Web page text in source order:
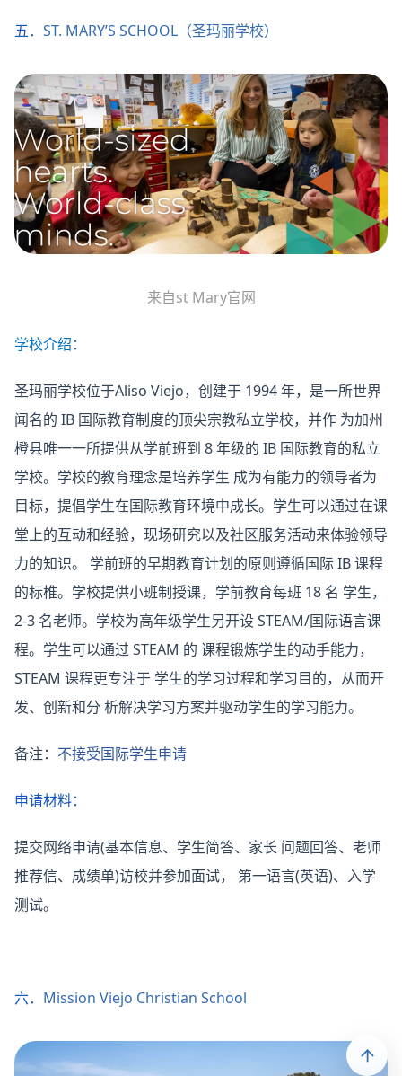
五． ST. MARY’S SCHOOL（圣玛丽学校）
来自st Mary官网
学校介绍：
圣玛丽学校位于Aliso Viejo，创建于 1994 年，是一所世界
闻名的 IB 国际教育制度的顶尖宗教私立学校，并作 为加州
橙县唯一一所提供从学前班到 8 年级的 IB 国际教育的私立
学校。学校的教育理念是培养学生 成为有能力的领导者为
目标，提倡学生在国际教育环境中成长。学生可以通过在课
堂上的互动和经验，现场研究以及社区服务活动来体验领导
力的知识。 学前班的早期教育计划的原则遵循国际 IB 课程
的标椎。学校提供小班制授课，学前教育每班 18 名 学生，
2-3 名老师。学校为高年级学生另开设 STEAM/国际语言课
程。学生可以通过 STEAM 的 课程锻炼学生的动手能力，
STEAM 课程更专注于 学生的学习过程和学习目的，从而开
发、创新和分 析解决学习方案并驱动学生的学习能力。
备注： 不接受国际学生申请
申请材料：
提交网络申请(基本信息、学生简答、家长 问题回答、老师
推荐信、成绩单)访校并参加面试， 第一语言(英语)、入学
测试。
六． Mission Viejo Christian School